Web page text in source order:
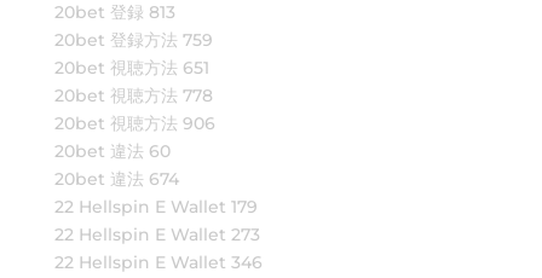
20bet 登録 813
20bet 登録方法 759
20bet 視聴方法 651
20bet 視聴方法 778
20bet 視聴方法 906
20bet 違法 60
20bet 違法 674
22 Hellspin E Wallet 179
22 Hellspin E Wallet 273
22 Hellspin E Wallet 346